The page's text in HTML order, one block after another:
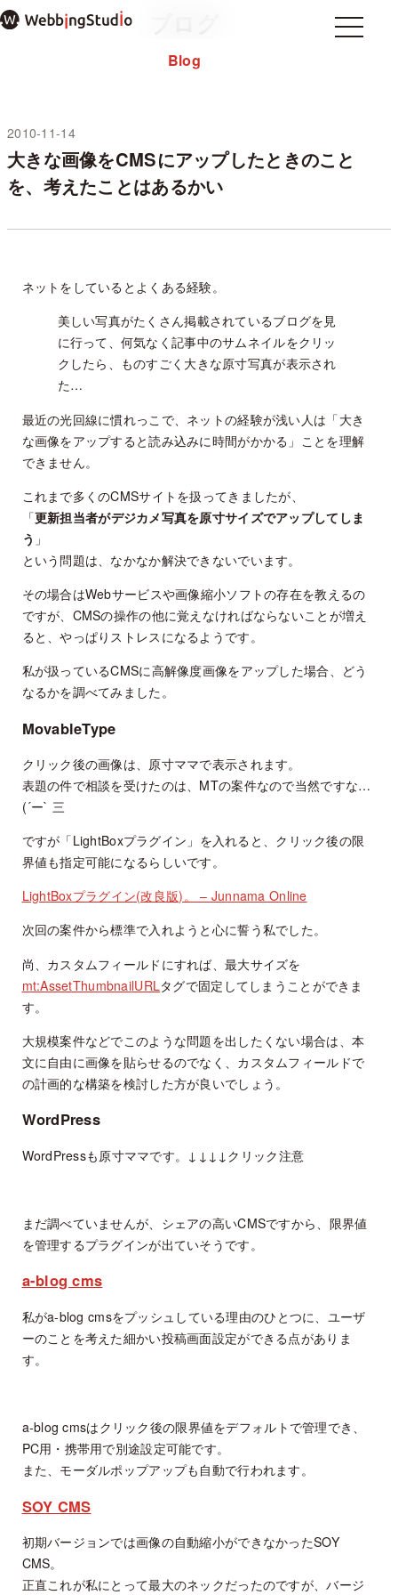
本
文
ッ
プ
Menu
Blog
2010-11-14
未分類
大きな画像をCMSにアップしたときのこと
を、考えたことはあるかい
ネットをしているとよくある経験。
美しい写真がたくさん掲載されているブログを見
に行って、何気なく記事中のサムネイルをクリッ
クしたら、ものすごく大きな原寸写真が表示され
た…
最近の光回線に慣れっこで、ネットの経験が浅い人は「大き
な画像をアップすると読み込みに時間がかかる」ことを理解
できません。
これまで多くのCMSサイトを扱ってきましたが、
「更新担当者がデジカメ写真を原寸サイズでアップしてしま
う 」
という問題は、なかなか解決できないでいます。
その場合はWebサービスや画像縮小ソフトの存在を教えるの
ですが、CMSの操作の他に覚えなければならないことが増え
ると、やっぱりストレスになるようです。
私が扱っているCMSに高解像度画像をアップした場合、どう
なるかを調べてみました。
MovableType
クリック後の画像は、原寸ママで表示されます。
表題の件で相談を受けたのは、MTの案件なので当然ですな…
(´ー` 三
ですが「LightBoxプラグイン」を入れると、クリック後の限
界値も指定可能になるらしいです。
LightBoxプラグイン(改良版)。 – Junnama Online
次回の案件から標準で入れようと心に誓う私でした。
尚、カスタムフィールドにすれば、最大サイズを
mt:AssetThumbnailURLタグで固定してしまうことができま
す。
大規模案件などでこのような問題を出したくない場合は、本
文に自由に画像を貼らせるのでなく、カスタムフィールドで
の計画的な構築を検討した方が良いでしょう。
WordPress
WordPressも原寸ママです。↓↓↓↓クリック注意
まだ調べていませんが、シェアの高いCMSですから、限界値
を管理するプラグインが出ていそうです。
a-blog cms
私がa-blog cmsをプッシュしている理由のひとつに、ユーザ
ーのことを考えた細かい投稿画面設定ができる点がありま
す。
a-blog cmsはクリック後の限界値をデフォルトで管理でき、
PC用・携帯用で別途設定可能です。
また、モーダルポップアップも自動で行われます。
SOY CMS
初期バージョンでは画像の自動縮小ができなかったSOY
CMS。
正直これが私にとって最大のネックだったのですが、バージ
Menu
過去のブログ
お問い合わせ
プライバシーポリシー
✕ メニューを閉じる